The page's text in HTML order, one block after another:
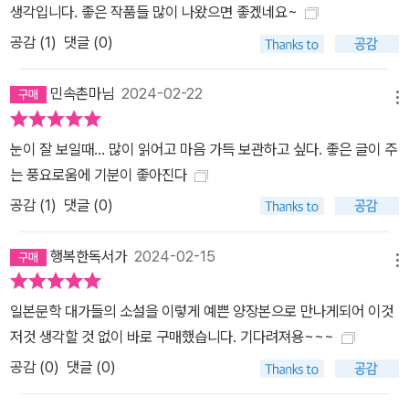
에 없다"라고 말하곤 했고, 미조구치는 추한 자신과는 정반대에 있는
'금각'을 미의 상징으로 여기며 남다른 애정과 일체감을 느끼게 된다.
자부하던 그는, 예상치 못한 폭격이 난무하는 전쟁 상황에서 비로소
절대미의 상징인 금각과 한낱 추한 말더듬이에 불과한 자신이 동일한
존재로 거듭난다고 믿었던 것이다. 하지만 전쟁이 끝난 후에도 금각
은 흠집 하나 나지 않은 채 여전히 견고하고 빛나는 자태로 존재감을
자소개 : 미시마 유키오 (지은이),허호 (옮긴이) 만엔 원년의 풋볼 |
학을 엄선해 가깝지만 먼 나라 일본을 깊이 이해하자는 취지로 20년
만에 새 단장을 시작한 '웅진지식하우스 일문학선집'의 네 번째 작품.
1994년 노벨문학상 수상작이자 인간의 실존을 끊임없이 고민해온
시대의 지성 오에 겐자부로의 대표작 <만엔 원년의 풋볼> 이다. 시코
쿠 산골 마을로 귀향한 미쓰사부로와 다카시 형제가 현재와 과거를
넘나들며 내밀한 상처를 마주하고 치유하는 것을 중심으로 이야기는
생각입니다. 좋은 작품들 많이 나왔으면 좋겠네요~
공감 (1) 댓글 (0)
민속촌마님 2024-02-22
눈이 잘 보일때... 많이 읽어고 마음 가득 보관하고 싶다. 좋은 글이 주
는 풍요로움에 기분이 좋아진다
공감 (1) 댓글 (0)
행복한독서가2024-02-15
일본문학 대가들의 소설을 이렇게 예쁜 양장본으로 만나게되어 이것
저것 생각할 것 없이 바로 구매했습니다. 기다려져용~~~
공감 (0) 댓글 (0)